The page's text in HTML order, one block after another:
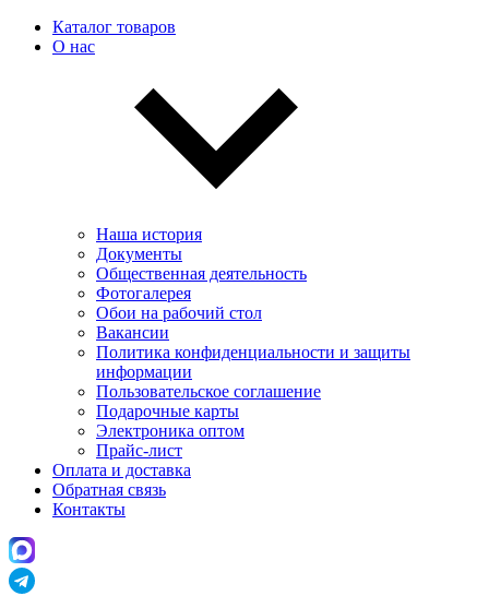
Каталог товаров
О нас
Наша история
Документы
Общественная деятельность
Фотогалерея
Обои на рабочий стол
Вакансии
Политика конфиденциальности и защиты
информации
Пользовательскоe соглашение
Подарочные карты
Электроника оптом
Прайс-лист
Оплата и доставка
Обратная связь
Контакты